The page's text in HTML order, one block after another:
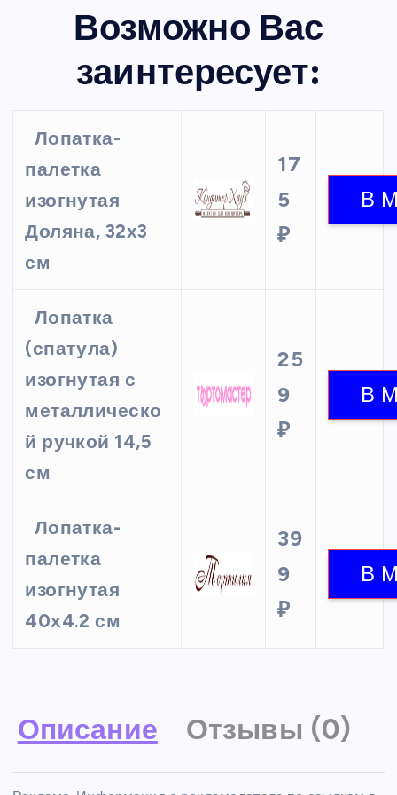
Возможно Вас
заинтересует:
Лопатка-
палетка
изогнутая
Доляна, 32х3
см
17
5
₽
Лопатка
(спатула)
изогнутая с
металлическо
й ручкой 14,5
см
25
9
₽
Лопатка-
палетка
изогнутая
40х4.2 см
39
9
₽
Описание Отзывы (0)